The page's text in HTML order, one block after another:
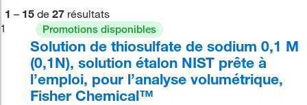
1 – 15 de 27 résultats
1
Promotions disponibles
Solution de thiosulfate de sodium 0,1 M
(0,1N), solution étalon NIST prête à
l’emploi, pour l’analyse volumétrique,
Fisher Chemical™